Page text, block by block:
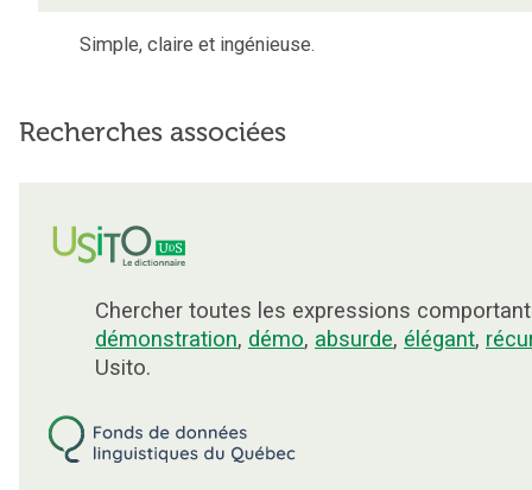
Simple, claire et ingénieuse.
Recherches associées
Chercher toutes les expressions
démonstration, démo, absurde, élégant,
Usito.